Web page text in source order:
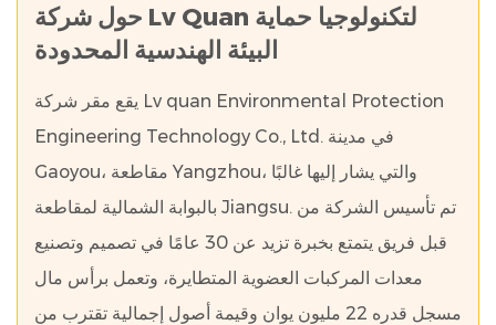
حول شركة Lv Quan لتكنولوجيا حماية
البيئة الهندسية المحدودة
يقع مقر شركة Lv quan Environmental Protection
Engineering Technology Co., Ltd. في مدينة
Gaoyou، مقاطعة Yangzhou، والتي يشار إليها غالبًا
بالبوابة الشمالية لمقاطعة Jiangsu. تم تأسيس الشركة من
قبل فريق يتمتع بخبرة تزيد عن 30 عامًا في تصميم وتصنيع
معدات المركبات العضوية المتطايرة، وتعمل برأس مال
مسجل قدره 22 مليون يوان وقيمة أصول إجمالية تقترب من